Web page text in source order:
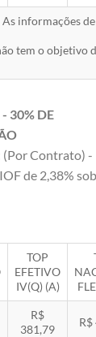
As informações
tem o objetivo
30% DE
(Por Contrato) -
de 2,38%
TOP
EFETIVO
IV(Q) (A)
R$
381,79
R$